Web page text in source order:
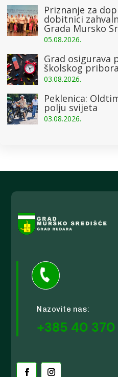
Priznanje za
dobitnici
Grada Mursko
05.08.2026.
Grad osigurava
školskog
03.08.2026.
Peklenica:
polju svijeta
03.08.2026.

Nazovite nas:
+385 40 370